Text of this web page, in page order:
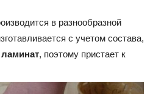
в разнообразной
с учетом состава,
, поэтому пристает к